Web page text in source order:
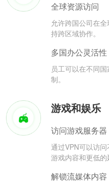
全球资源访问
允许跨国公司在
持跨区域协作。
多国办公灵活性
员工可以在不同
制。
游戏和娱乐
访问游戏服务器
通过VPN可以访
游戏内容和更低的
解锁流媒体内容